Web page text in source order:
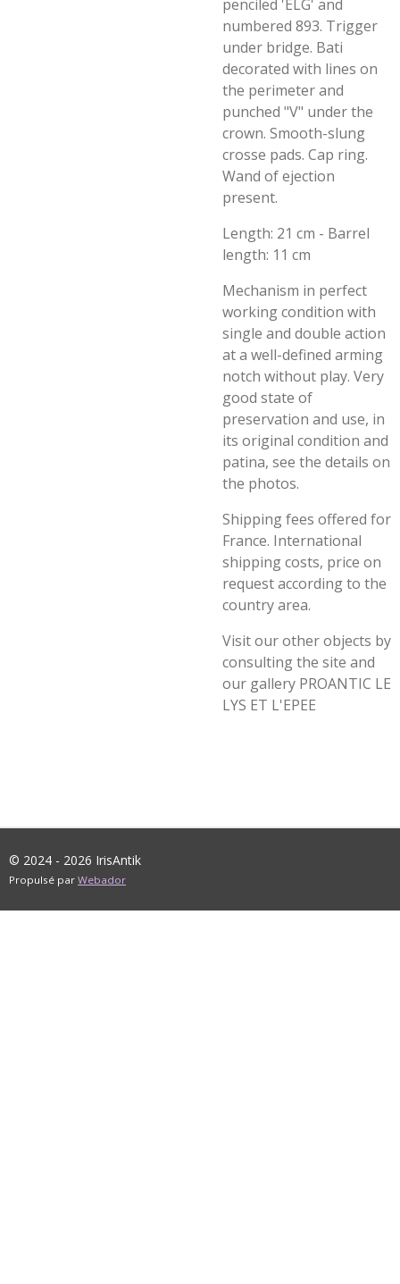
penciled 'ELG' and
numbered 893. Trigger
under bridge. Bati
decorated with lines on
the perimeter and
punched "V" under the
crown. Smooth-slung
crosse pads. Cap ring.
Wand of ejection
present.
Length: 21 cm - Barrel
length: 11 cm
Mechanism in perfect
working condition with
single and double action
at a well-defined arming
notch without play. Very
good state of
preservation and use, in
its original condition and
patina, see the details on
the photos.
Shipping fees offered for
France. International
shipping costs, price on
request according to the
country area.
Visit our other objects by
consulting the site and
our gallery PROANTIC LE
LYS ET L'EPEE
© 2024 - 2026 IrisAntik
Propulsé par Webador